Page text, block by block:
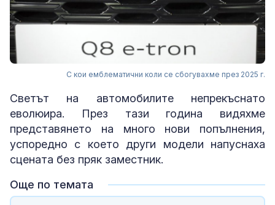
С кои емблематични коли се сбогувахме през 2025 г.
Светът на автомобилите непрекъснато
еволюира. През тази година видяхме
представянето на много нови попълнения,
успоредно с което други модели напуснаха
сцената без пряк заместник.
Още по темата